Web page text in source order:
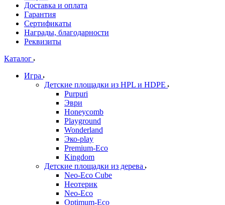
Доставка и оплата
Гарантия
Сертификаты
Награды, благодарности
Реквизиты
Каталог
Игра
Детские площадки из HPL и HDPE
Purpuri
Эври
Honeycomb
Playground
Wonderland
Эко-play
Premium-Eco
Kingdom
Детские площадки из дерева
Neo-Eco Cube
Неотерик
Neo-Eco
Оptimum-Еco